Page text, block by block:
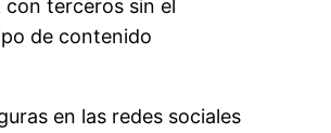
terceros sin el
de contenido
en las redes sociales